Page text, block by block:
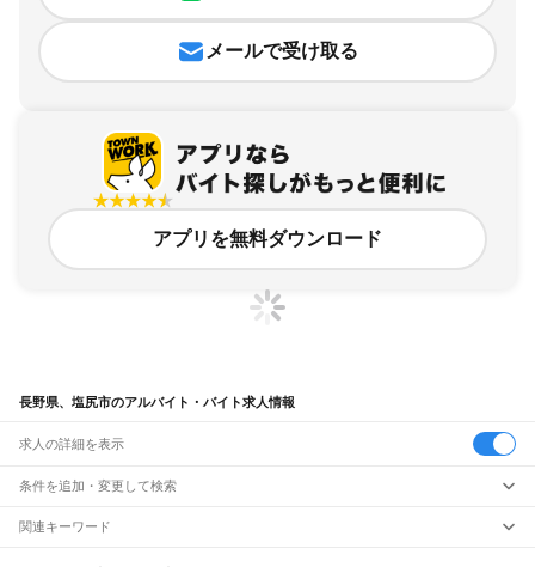
メールで受け取る
アプリを無料ダウンロード
長野県、塩尻市のアルバイト・バイト求人情報
求人の詳細を表示
条件を追加・変更して検索
市区町村を追加・変更
関連キーワード